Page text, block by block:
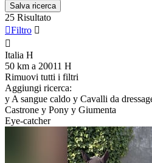
Salva ricerca
25 Risultato
Filtro 

Italia H
50 km a 20011 H
Rimuovi tutti i filtri
Aggiungi ricerca:
y A sangue caldo y Cavalli da
Castrone y Pony y Giumenta
Eye-catcher